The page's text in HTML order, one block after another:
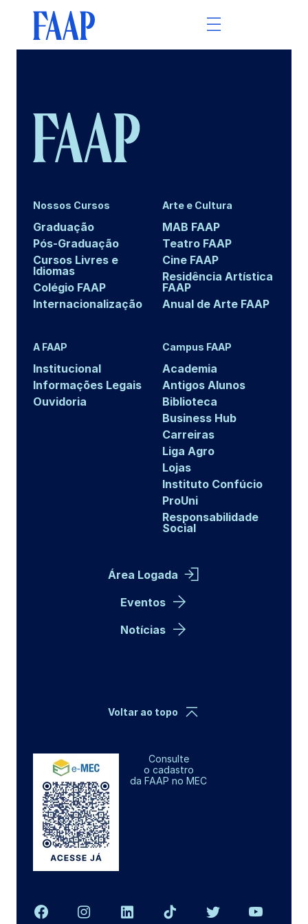
Nossos Cursos
Graduação
Pós-Graduação
Cursos Livres e
Idiomas
Colégio FAAP
Internacionalização
Arte e Cultura
MAB FAAP
Teatro FAAP
Cine FAAP
Residência Artística
FAAP
Anual de Arte FAAP
A FAAP
Institucional
Informações Legais
Ouvidoria
Campus FAAP
Academia
Antigos Alunos
Biblioteca
Business Hub
Carreiras
Liga Agro
Lojas
Instituto Confúcio
ProUni
Responsabilidade
Social
Área Logada
Eventos
Notícias
Consulte
o cadastro
da FAAP no MEC
Voltar ao topo